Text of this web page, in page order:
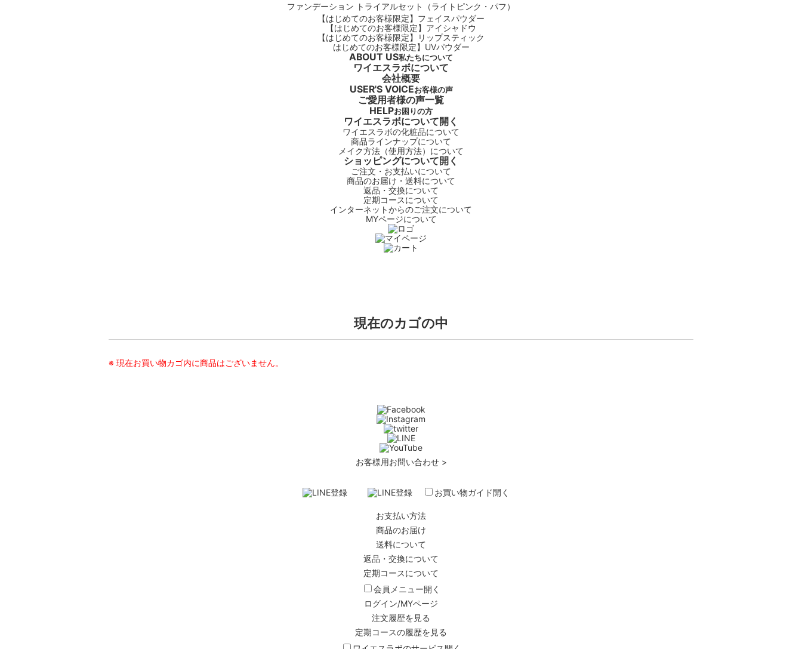
ファンデーション トライアルセット（ライトピンク・パフ）
【はじめてのお客様限定】フェイスパウダー
【はじめてのお客様限定】アイシャドウ
【はじめてのお客様限定】リップスティック
はじめてのお客様限定】UVパウダー
ABOUT US私たちについて
ワイエスラボについて
会社概要
USER'S VOICEお客様の声
ご愛用者様の声一覧
HELPお困りの方
ワイエスラボについて開く
ワイエスラボの化粧品について
商品ラインナップについて
メイク方法（使用方法）について
ショッピングについて開く
ご注文・お支払いについて
商品のお届け・送料について
返品・交換について
定期コースについて
インターネットからのご注文について
MYページについて
現在のカゴの中
※ 現在お買い物カゴ内に商品はございません。
お客様用お問い合わせ >
お買い物ガイド開く
お支払い方法
商品のお届け
送料について
返品・交換について
定期コースについて
会員メニュー開く
ログイン/MYページ
注文履歴を見る
定期コースの履歴を見る